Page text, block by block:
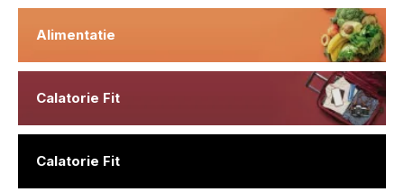
Alimentatie
Calatorie Fit
Calatorie Fit